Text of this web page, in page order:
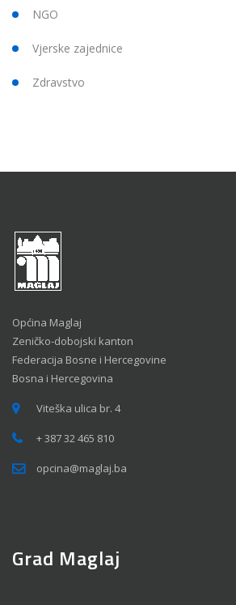
NGO
Vjerske zajednice
Zdravstvo
Općina Maglaj
Zeničko-dobojski kanton
Federacija Bosne i Hercegovine
Bosna i Hercegovina
Viteška ulica br. 4
+ 387 32 465 810
opcina@maglaj.ba
Grad Maglaj